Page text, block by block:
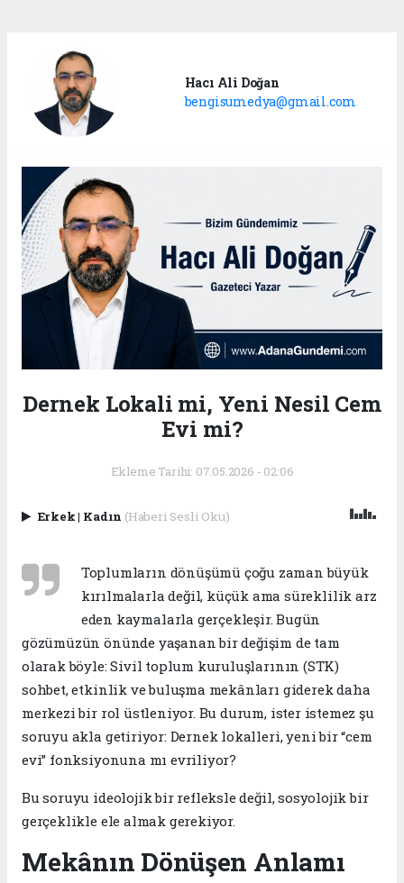
Hacı Ali Doğan
bengisumedya@gmail.com
Dernek Lokali mi, Yeni Nesil Cem
Evi mi?
Ekleme Tarihi: 07.05.2026 - 02:06
Erkek| Kadın (Haberi Sesli Oku)
Toplumların dönüşümü çoğu zaman büyük
kırılmalarla değil, küçük ama süreklilik arz
eden kaymalarla gerçekleşir. Bugün
gözümüzün önünde yaşanan bir değişim de tam
olarak böyle: Sivil toplum kuruluşlarının (STK)
sohbet, etkinlik ve buluşma mekânları giderek daha
merkezi bir rol üstleniyor. Bu durum, ister istemez şu
soruyu akla getiriyor: Dernek lokalleri, yeni bir “cem
evi” fonksiyonuna mı evriliyor?
Bu soruyu ideolojik bir refleksle değil, sosyolojik bir
gerçeklikle ele almak gerekiyor.
Mekânın Dönüşen Anlamı